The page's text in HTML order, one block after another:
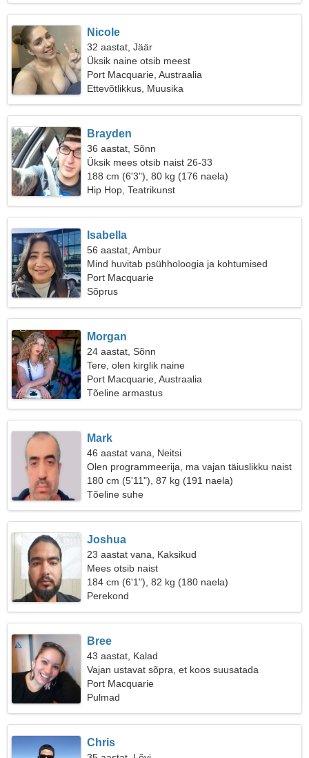
Nicole
32 aastat, Jäär
Üksik naine otsib meest
Port Macquarie, Austraalia
Ettevõtlikkus, Muusika
Brayden
36 aastat, Sõnn
Üksik mees otsib naist 26-33
188 cm (6'3"), 80 kg (176 naela)
Hip Hop, Teatrikunst
Isabella
56 aastat, Ambur
Mind huvitab psühholoogia ja kohtumised
Port Macquarie
Sõprus
Morgan
24 aastat, Sõnn
Tere, olen kirglik naine
Port Macquarie, Austraalia
Tõeline armastus
Mark
46 aastat vana, Neitsi
Olen programmeerija, ma vajan täiuslikku naist
180 cm (5'11"), 87 kg (191 naela)
Tõeline suhe
Joshua
23 aastat vana, Kaksikud
Mees otsib naist
184 cm (6'1"), 82 kg (180 naela)
Perekond
Bree
43 aastat, Kalad
Vajan ustavat sõpra, et koos suusatada
Port Macquarie
Pulmad
Chris